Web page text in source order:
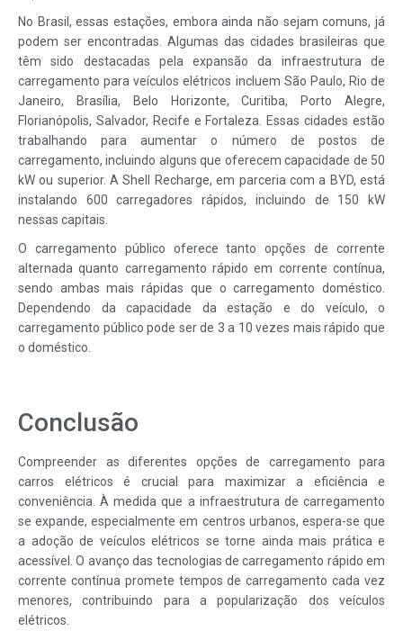
No Brasil, essas estações, embora ainda não sejam comuns, já
podem ser encontradas. Algumas das cidades brasileiras que
têm sido destacadas pela expansão da infraestrutura de
carregamento para veículos elétricos incluem São Paulo, Rio de
Janeiro, Brasília, Belo Horizonte, Curitiba, Porto Alegre,
Florianópolis, Salvador, Recife e Fortaleza. Essas cidades estão
trabalhando para aumentar o número de postos de
carregamento, incluindo alguns que oferecem capacidade de 50
kW ou superior. A Shell Recharge, em parceria com a BYD, está
instalando 600 carregadores rápidos, incluindo de 150 kW
nessas capitais.
O carregamento público oferece tanto opções de corrente
alternada quanto carregamento rápido em corrente contínua,
sendo ambas mais rápidas que o carregamento doméstico.
Dependendo da capacidade da estação e do veículo, o
carregamento público pode ser de 3 a 10 vezes mais rápido que
o doméstico.
Conclusão
Compreender as diferentes opções de carregamento para
carros elétricos é crucial para maximizar a eficiência e
conveniência. À medida que a infraestrutura de carregamento
se expande, especialmente em centros urbanos, espera-se que
a adoção de veículos elétricos se torne ainda mais prática e
acessível. O avanço das tecnologias de carregamento rápido em
corrente contínua promete tempos de carregamento cada vez
menores, contribuindo para a popularização dos veículos
elétricos.